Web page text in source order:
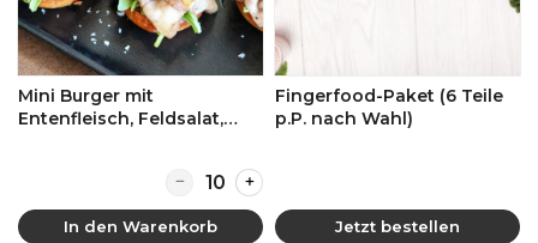
Mini Burger mit
Entenfleisch, Feldsalat,
Quantity for Mini Burger mit Entenfleisch,
In den Warenkorb
Fingerfood-Paket (6 Teile
p.P. nach Wahl)
Jetzt bestellen